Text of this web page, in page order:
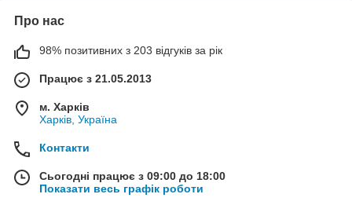
Про нас
98% позитивних з 203 відгуків за рік
Працює з 21.05.2013
м. Харків
Харків, Україна
Контакти
Сьогодні працює з 09:00 до 18:00
Показати весь графік роботи